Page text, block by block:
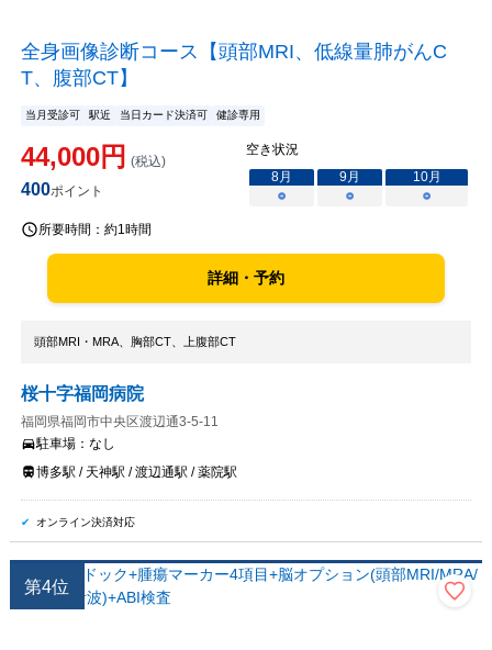
全身画像診断コース【頭部MRI、低線量肺がんC
T、腹部CT】
当月受診可 駅近 当日カード決済可 健診専用
44,000円 (税込)
400ポイント
空き状況
8月 9月 10月
○
○ ○
所要時間： 約1時間
詳細・予約
頭部MRI・MRA、胸部CT、上腹部CT
桜十字福岡病院
福岡県福岡市中央区渡辺通3-5-11
駐車場： なし
博多駅 / 天神駅 / 渡辺通駅 / 薬院駅
オンライン決済対応
第4位